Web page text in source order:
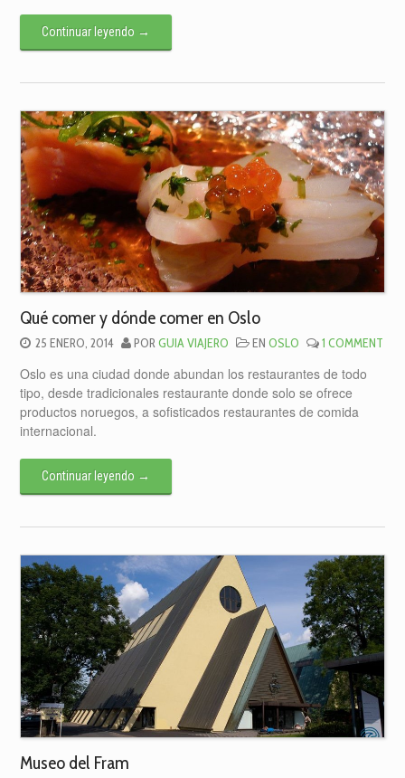
Continuar leyendo →
Qué comer y dónde comer en Oslo
25 ENERO, 2014 PORGUIA VIAJERO ENOSLO 1 COMMENT
Oslo es una ciudad donde abundan los restaurantes de todo
tipo, desde tradicionales restaurante donde solo se ofrece
productos noruegos, a sofisticados restaurantes de comida
internacional.
Continuar leyendo →
Museo del Fram